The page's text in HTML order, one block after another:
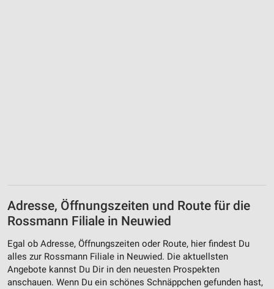
Adresse, Öffnungszeiten und Route für die
Rossmann Filiale in Neuwied
Egal ob Adresse, Öffnungszeiten oder Route, hier findest Du
alles zur Rossmann Filiale in Neuwied. Die aktuellsten
Angebote kannst Du Dir in den neuesten Prospekten
anschauen. Wenn Du ein schönes Schnäppchen gefunden hast,